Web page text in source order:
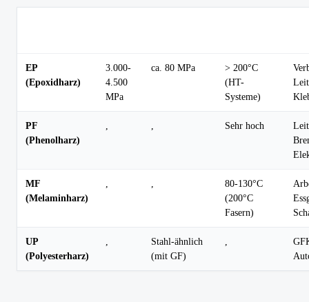
EP
(Epoxidharz)
3.000-
4.500
MPa
ca. 80 MPa
> 200°C
(HT-
Systeme)
PF
(Phenolharz)
, , Sehr hoch
MF
(Melaminharz)
, ,
80-130°C
(200°C
Fasern)
UP
(Polyesterharz)
,
Stahl-ähnlich
(mit GF)
,